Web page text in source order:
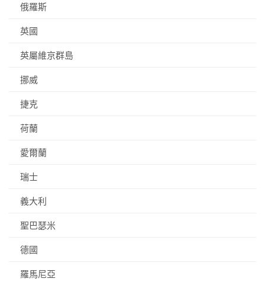
俄羅斯
英國
英屬維京群島
挪威
捷克
荷蘭
愛爾蘭
瑞士
義大利
聖巴瑟米
德國
羅馬尼亞